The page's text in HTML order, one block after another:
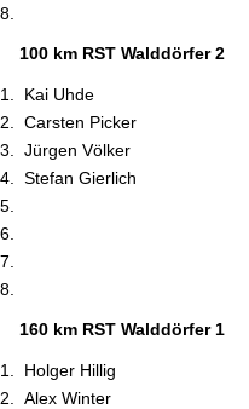
100 km RST Walddörfer 2
Kai Uhde
Carsten Picker
Jürgen Völker
Stefan Gierlich
160 km RST Walddörfer 1
Holger Hillig
Alex Winter